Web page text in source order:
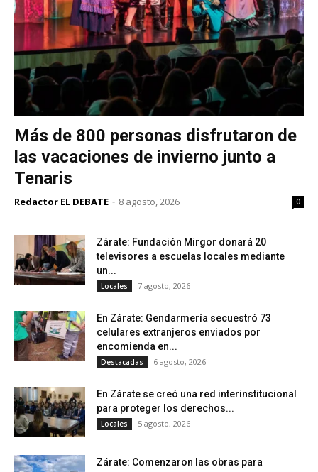
Más de 800 personas disfrutaron de
las vacaciones de invierno junto a
Tenaris
Redactor EL DEBATE - 8 agosto, 2026 0
Zárate: Fundación Mirgor donará 20
televisores a escuelas locales mediante
un...
Locales 7 agosto, 2026
En Zárate: Gendarmería secuestró 73
celulares extranjeros enviados por
encomienda en...
Destacadas 6 agosto, 2026
En Zárate se creó una red interinstitucional
para proteger los derechos...
Locales 5 agosto, 2026
Zárate: Comenzaron las obras para